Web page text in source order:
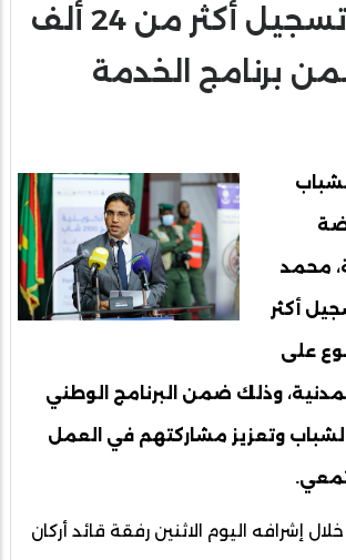
ولد لولي: تسجيل أكثر من 24 ألف
برنامج الخدمة
محمد
أكثر
على
وذلك ضمن البرنامج الوطني
وتعزيز مشاركتهم في العمل
إشرافه اليوم الاثنين رفقة قائد أركان